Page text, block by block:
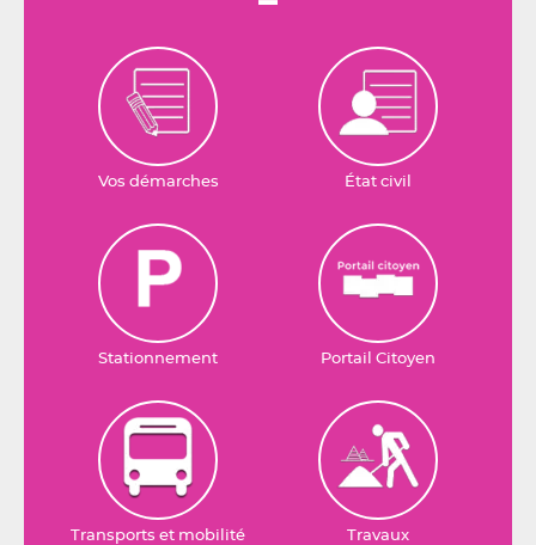
Vos démarches État civil
Stationnement Portail Citoyen
Transports et mobilité Travaux